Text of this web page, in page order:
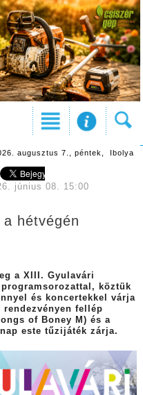
augusztus 7., péntek, Ibolya
június 08. 15:00
hétvégén
a XIII. Gyulavári
köztük
és koncertekkel várja
fellép
of Boney M) és a
este tűzijáték zárja.